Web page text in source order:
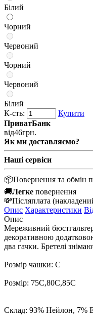
Білий
Чорний
Червоний
Чорний
Червоний
Білий
К-сть:
Купити
ПриватБанк
від46грн.
Як ми доставляємо?
Наші сервіси
📦Повернення та обмін
🚚Легке повернення
💸Післяплата
Опис Характеристики
Опис
Мереживний
декоративною
два гачки. Бретелі
Розмір чашки: С
Розмір: 75С,80С,85C
Склад: 93% Нейлон, 7%